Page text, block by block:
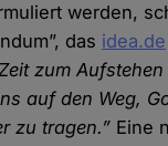
werden,
das idea.de
zum
auf den Weg,
zu tragen.” Eine